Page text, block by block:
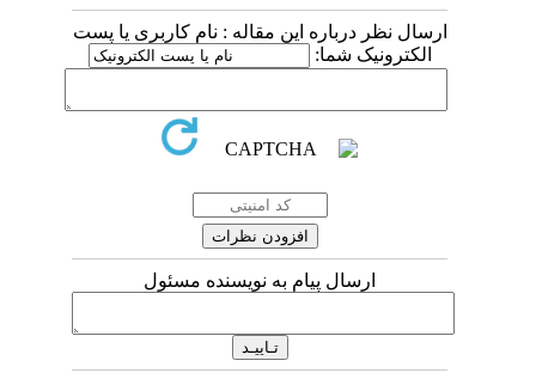
ارسال نظر درباره این مقاله : نام کاربری یا پست
الکترونیک شما:
ارسال پیام به نویسنده مسئول